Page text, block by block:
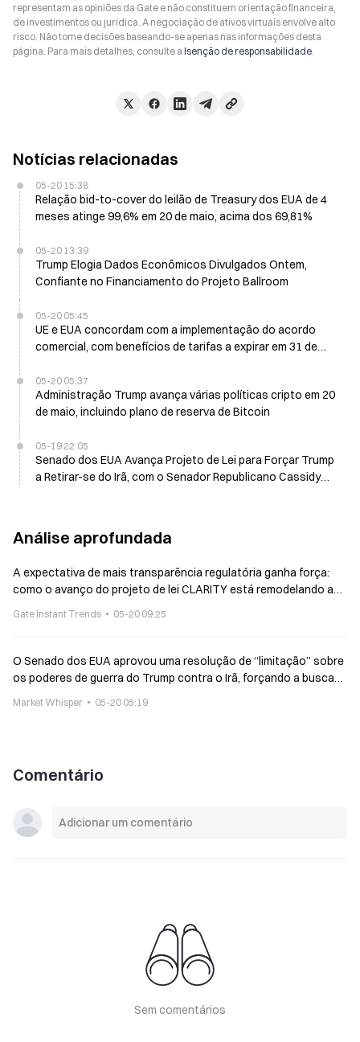
representam as opiniões da Gate e não constituem orientação financeira,
de investimentos ou jurídica. A negociação de ativos virtuais envolve alto
risco. Não tome decisões baseando-se apenas nas informações desta
página. Para mais detalhes, consulte a Isenção de responsabilidade.
Notícias relacionadas
05-20 15:38
Relação bid-to-cover do leilão de Treasury dos EUA de 4
meses atinge 99,6% em 20 de maio, acima dos 69,81%
05-20 13:39
Trump Elogia Dados Econômicos Divulgados Ontem,
Confiante no Financiamento do Projeto Ballroom
05-20 05:45
UE e EUA concordam com a implementação do acordo
comercial, com benefícios de tarifas a expirar em 31 de
05-20 05:37
Administração Trump avança várias políticas cripto em 20
de maio, incluindo plano de reserva de Bitcoin
05-19 22:05
Senado dos EUA Avança Projeto de Lei para Forçar Trump
a Retirar-se do Irã, com o Senador Republicano Cassidy
Análise aprofundada
A expectativa de mais transparência regulatória ganha força:
como o avanço do projeto de lei CLARITY está remodelando a
Gate Instant Trends 05-20 09:25
O Senado dos EUA aprovou uma resolução de “limitação” sobre
os poderes de guerra do Trump contra o Irã, forçando a busca
Market Whisper 05-20 05:19
Comentário
Sem comentários